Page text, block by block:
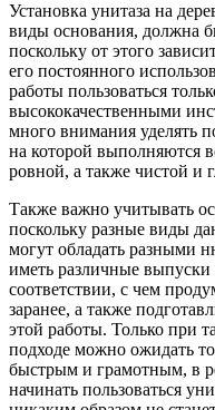
Установка унитаза на
виды основания, должна
поскольку от этого
его постоянного
работы пользоваться
высококачественными
много внимания уделять
на которой выполняются
ровной, а также чистой и
Также важно учитывать
поскольку разные виды
могут обладать разными
иметь различные выпуски
соответствии, с чем
заранее, а также
этой работы. Только при
подходе можно ожидать
быстрым и грамотным, в
начинать пользоваться